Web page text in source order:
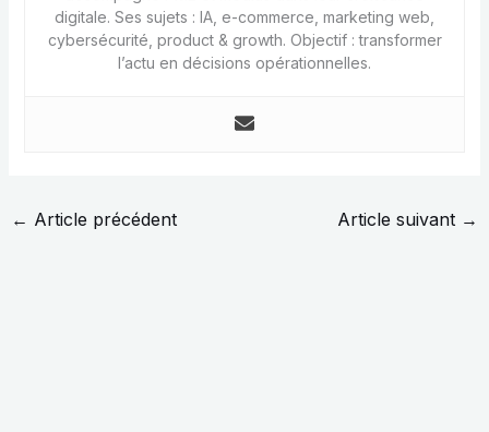
digitale. Ses sujets : IA, e-commerce, marketing web,
cybersécurité, product & growth. Objectif : transformer
l’actu en décisions opérationnelles.
← Article précédent Article suivant →